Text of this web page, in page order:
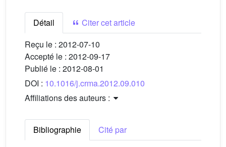
Détail
Citer cet article
Reçu le : 2012-07-10
Accepté le : 2012-09-17
Publié le : 2012-08-01
DOI : 10.1016/j.crma.2012.09.010
Affiliations des auteurs :
Bibliographie
Cité par